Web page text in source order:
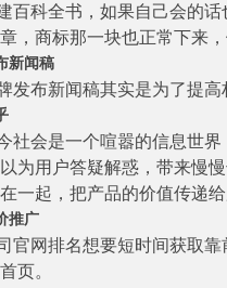
百科全书，如果自己会的
，商标那一块也正常下来
新闻稿
发布新闻稿其实是为了提
社会是一个喧嚣的信息世
为用户答疑解惑，带来慢
一起，把产品的价值传递
推广
官网排名想要短时间获取
页。